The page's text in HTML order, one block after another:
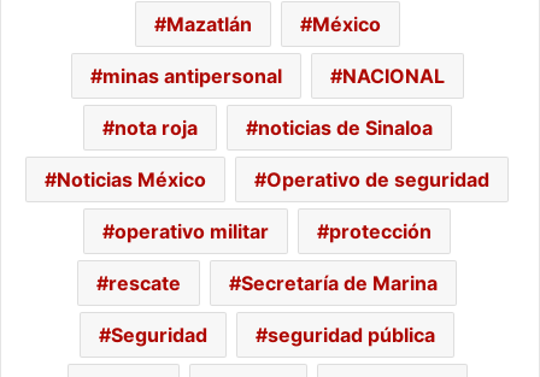
Mazatlán México
minas antipersonal NACIONAL
nota roja noticias de Sinaloa
Noticias México Operativo de seguridad
operativo militar protección
rescate Secretaría de Marina
Seguridad seguridad pública